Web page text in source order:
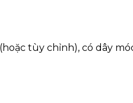
tùy chỉnh), có dây